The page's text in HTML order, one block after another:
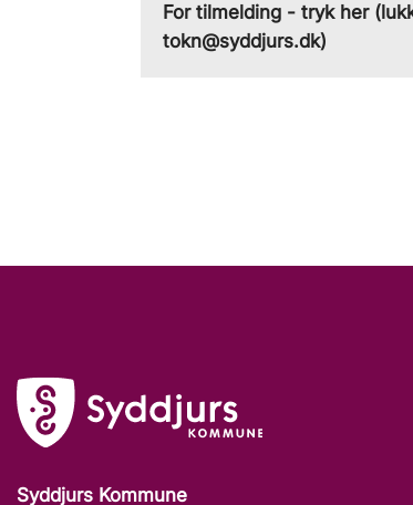
For tilmelding - tryk her
tokn@syddjurs.dk)
Syddjurs Kommune